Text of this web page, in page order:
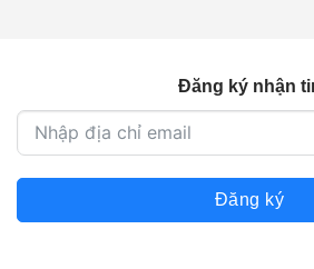
Đăng ký nhận
Đăng ký